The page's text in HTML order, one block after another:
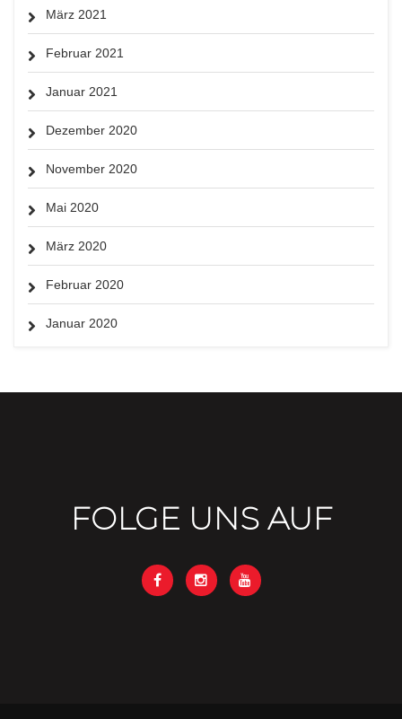
März 2021
Februar 2021
Januar 2021
Dezember 2020
November 2020
Mai 2020
März 2020
Februar 2020
Januar 2020
FOLGE UNS AUF